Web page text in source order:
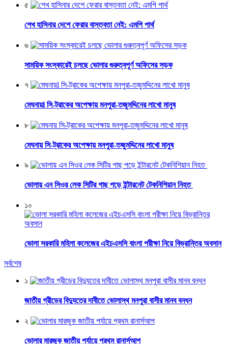
৫
শেখ হাসিনার দেশে ফেরার বাস্তবতা নেই: এমপি পার্থ
৬
সাময়িক সংস্কারেই চলছে ভোলার গুরুত্বপূর্ণ অফিসের সড়ক
৭
মেঘনায়l সি-ট্রাকের অপেক্ষায় মনপুরা-তজুমদ্দিনের লাখো মানুষ
৮
মেঘনায় সি-ট্রাকের অপেক্ষায় মনপুরা-তজুমদ্দিনের লাখো মানুষ
৯
ভোলায় এন সিওর লেক সিটির গাছ পড়ে ইন্টারনেট টেকনিশিয়ান নিহত
১০
ভোলা সরকারি মহিলা কলেজের এইচএসসি বাংলা পরীক্ষা নিয়ে বিভ্রান্তির অবসান
সর্বশেষ
১
জাতীয় গ্রীডের বিদ্যুতের দাবীতে ভোলাস্থ মনপুরা বাসীর মানব বন্ধন
২
ভোলার মারজুক জাতীয় পর্যায়ে প্রথম রানার্সআপ